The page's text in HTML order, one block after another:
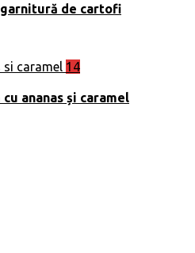
de cartofi
14
ananas și caramel